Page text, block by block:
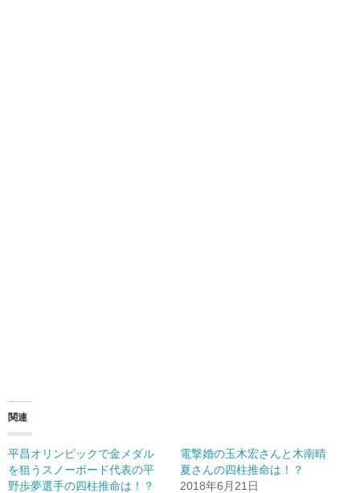
関連
平昌オリンピックで金メダル
を狙うスノーボード代表の平
野歩夢選手の四柱推命は！？
電撃婚の玉木宏さんと木南晴
夏さんの四柱推命は！？
2018年6月21日